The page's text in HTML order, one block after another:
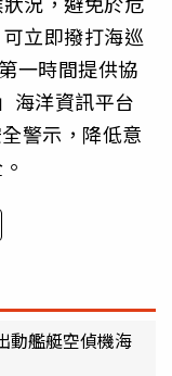
立即撥打海巡
一時間提供協
海洋資訊平台
警示，降低意
動艦艇空偵機海